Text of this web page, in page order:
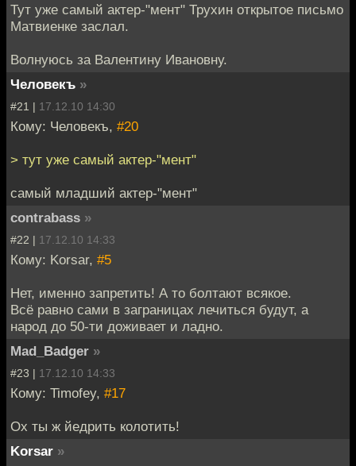
Тут уже самый актер-"мент" Трухин открытое письмо
Матвиенке заслал.
Волнуюсь за Валентину Ивановну.
Человекъ »
#21 | 17.12.10 14:30
Кому: Человекъ, #20
> тут уже самый актер-"мент"
самый младший актер-"мент"
contrabass »
#22 | 17.12.10 14:33
Кому: Korsar, #5
Нет, именно запретить! А то болтают всякое.
Всё равно сами в заграницах лечиться будут, а
народ до 50-ти доживает и ладно.
Mad_Badger »
#23 | 17.12.10 14:33
Кому: Timofey, #17
Ох ты ж йедрить колотить!
Korsar »